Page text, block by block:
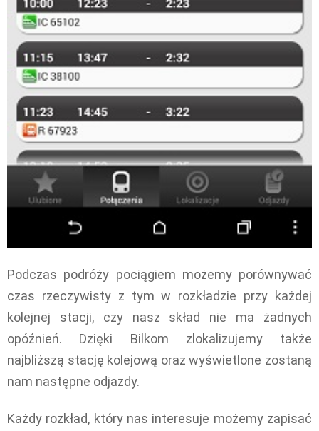
Podczas podróży pociągiem możemy porównywać
czas rzeczywisty z tym w rozkładzie przy każdej
kolejnej stacji, czy nasz skład nie ma żadnych
opóźnień. Dzięki Bilkom zlokalizujemy także
najbliższą stację kolejową oraz wyświetlone zostaną
nam następne odjazdy.
Każdy rozkład, który nas interesuje możemy zapisać